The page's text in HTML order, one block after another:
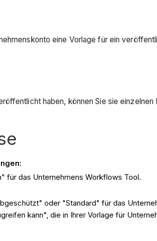
eine Vorlage für ein
haben, können Sie sie
für das Unternehmens Workflows Tool.
oder "Standard" für das
kann", die in Ihrer Vorlage für